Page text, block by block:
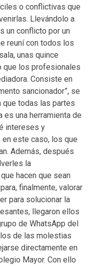
o conflictivas que
Llevándolo a
un conflicto por un
reuní con todos los
unas quince
que los profesionales
Consiste en
sancionador”, se
que todas las partes
es una herramienta de
intereses y
este caso, los que
Además, después
la
hacen que sean
finalmente, valorar
para solucionar la
llegaron ellos
de WhatsApp del
de las molestias
directamente en
Mayor. Con ello